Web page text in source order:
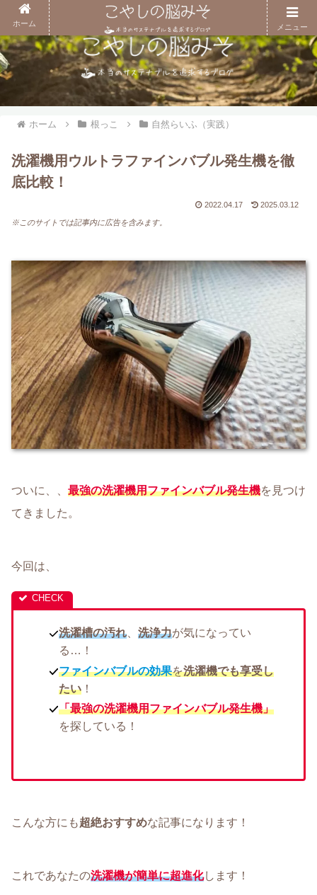
ホーム 根っこ 自然らいふ（実践）
洗濯機用ウルトラファインバブル発生機を徹
底比較！
2022.04.17 2025.03.12
※このサイトでは記事内に広告を含みます。
ついに、、 最強の洗濯機用ファインバブル発生機を見つけ
てきました。
今回は、
洗濯槽の汚れ、 洗浄力が気になってい
る…！
ファインバブルの効果を洗濯機でも享受し
たい！
「最強の洗濯機用ファインバブル発生機」
を探している！
こんな方にも超絶おすすめな記事になります！
これであなたの洗濯機が簡単に超進化します！
ホーム メニュー